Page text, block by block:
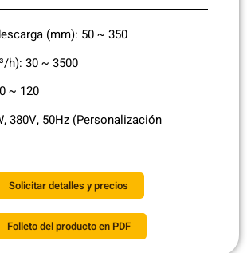
(mm): 50 ~ 350
h): 30 ~ 3500
~ 120
380V, 50Hz (Personalización
Solicitar detalles y precios
Folleto del producto en PDF